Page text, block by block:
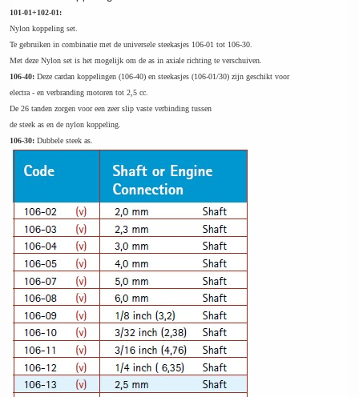
101-01+102-01:
Nylon koppeling set.
Te gebruiken in combinatie met de universele steekasjes 106-01 tot 106-30.
Met deze Nylon set is het mogelijk om de as in axiale richting te verschuiven.
106-40: Deze cardan koppelingen (106-40) en steekasjes (106-01/30) zijn geschikt voor
electra - en verbranding motoren tot 2,5 cc.
De 26 tanden zorgen voor een zeer slip vaste verbinding tussen
de steek as en de nylon koppeling.
106-30: Dubbele steek as.